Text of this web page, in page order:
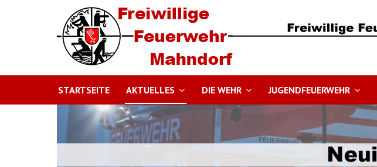
STARTSEITE AKTUELLES DIE WEHR JUGENDFEUERWEHR